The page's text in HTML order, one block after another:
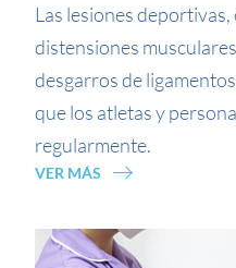
Las lesiones
distensiones
desgarros de
que los atletas y
regularmente.
VER MÁS